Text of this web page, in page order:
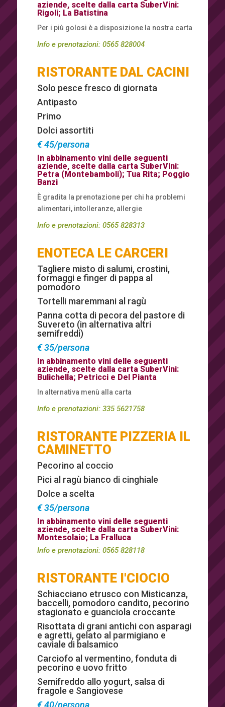
aziende, scelte dalla carta SuberVini:
Rigoli; La Batistina
Per i più golosi è a disposizione la nostra carta
Info e prenotazioni: 0565 828004
RISTORANTE DAL CACINI
Solo pesce fresco di giornata
Antipasto
Primo
Dolci assortiti
€ 45/persona
In abbinamento vini delle seguenti
aziende, scelte dalla carta SuberVini:
Petra (Montebamboli); Tua Rita; Poggio
Banzi
È gradita la prenotazione per chi ha problemi
alimentari, intolleranze, allergie
Info e prenotazioni: 0565 828313
ENOTECA LE CARCERI
Tagliere misto di salumi, crostini,
formaggi e finger di pappa al
pomodoro
Tortelli maremmani al ragù
Panna cotta di pecora del pastore di
Suvereto (in alternativa altri
semifreddi)
€ 35/persona
In abbinamento vini delle seguenti
aziende, scelte dalla carta SuberVini:
Bulichella; Petricci e Del Pianta
In alternativa menù alla carta
Info e prenotazioni: 335 5621758
RISTORANTE PIZZERIA IL
CAMINETTO
Pecorino al coccio
Pici al ragù bianco di cinghiale
Dolce a scelta
€ 35/persona
In abbinamento vini delle seguenti
aziende, scelte dalla carta SuberVini:
Montesolaio; La Fralluca
Info e prenotazioni: 0565 828118
RISTORANTE I'CIOCIO
Schiacciano etrusco con Misticanza,
baccelli, pomodoro candito, pecorino
stagionato e guanciola croccante
Risottata di grani antichi con asparagi
e agretti, gelato al parmigiano e
caviale di balsamico
Carciofo al vermentino, fonduta di
pecorino e uovo fritto
Semifreddo allo yogurt, salsa di
fragole e Sangiovese
€ 40/persona